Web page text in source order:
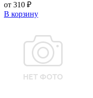
от 310 ₽
В корзину